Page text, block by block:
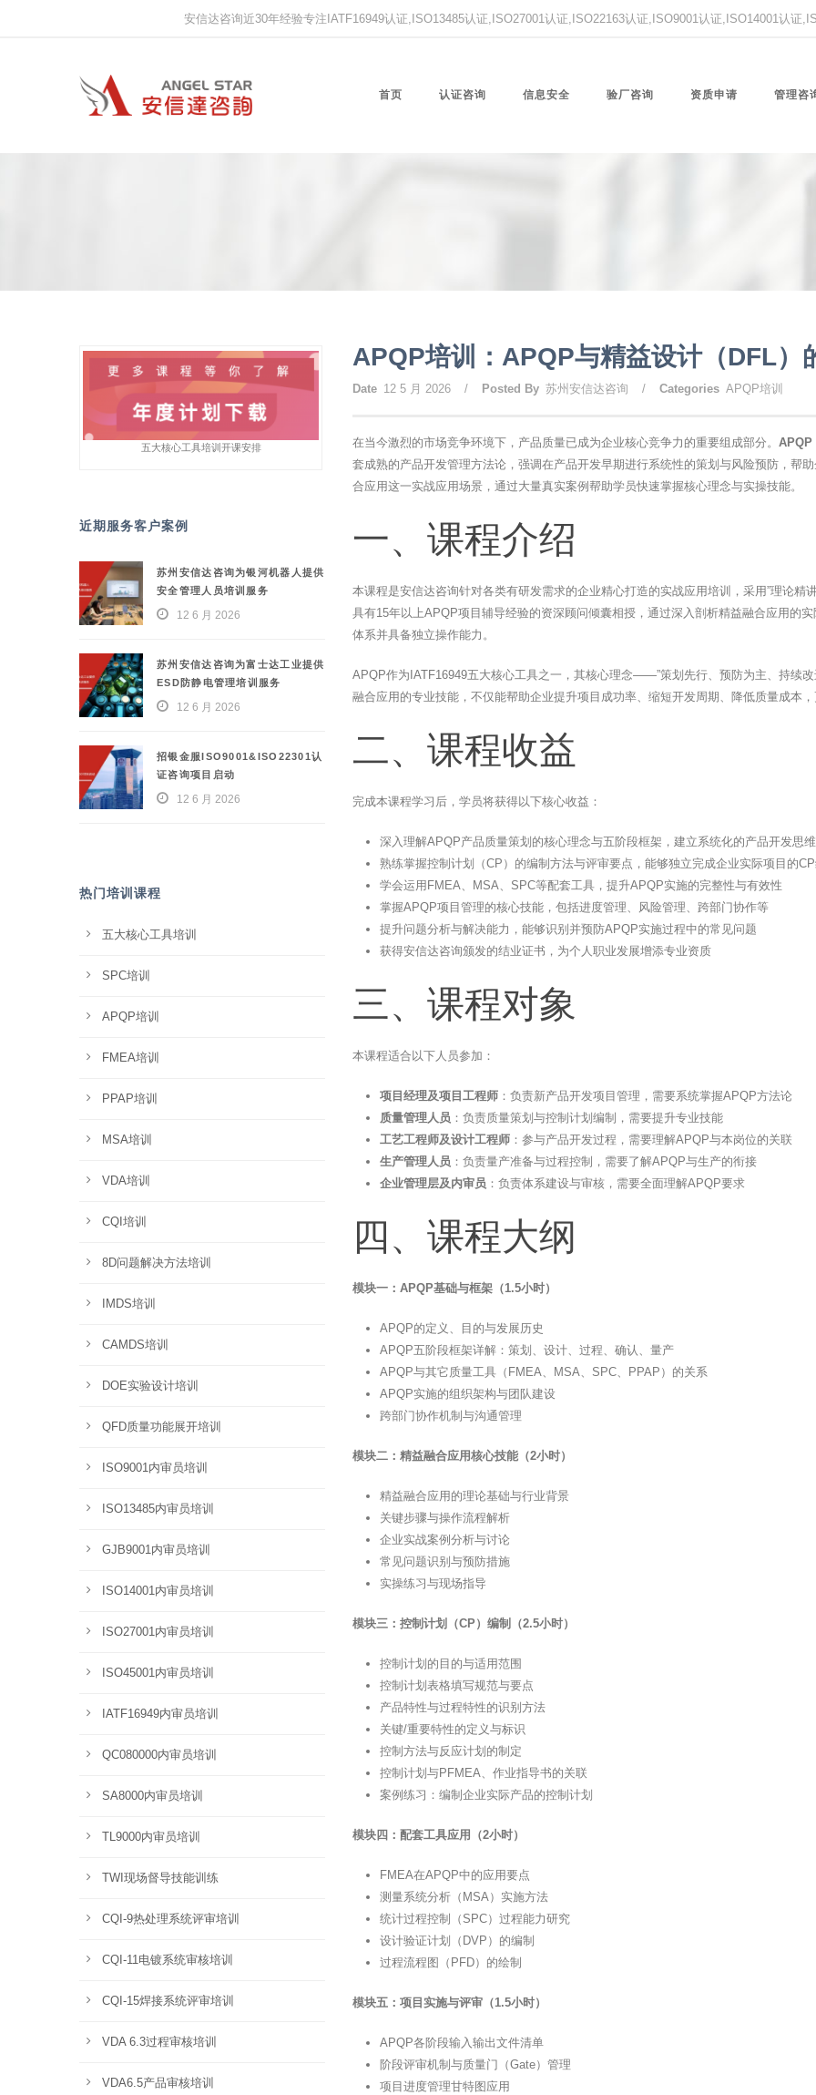
安信达咨询近30年经验专注IATF16949认证,ISO13485认证,ISO27001认证,ISO22163认证,ISO9001认证,ISO14001认证
首页 认证咨询 信息安全 验厂咨询 资质申请 管理咨
APQP培训：APQP与精益设计（DFL）
Date 12 5 月 2026 / Posted By 苏州安信达咨询 / Categories APQP培训
在当今激烈的市场竞争环境下，产品质量已成为企业核心竞争力的重要组成部分。
套成熟的产品开发管理方法论，强调在产品开发早期进行系统性的策划与风险预防，帮
合应用这一实战应用场景，通过大量真实案例帮助学员快速掌握核心理念与实操技能。
一、课程介绍
本课程是安信达咨询针对各类有研发需求的企业精心打造的实战应用培训，采用”理论
具有15年以上APQP项目辅导经验的资深顾问倾囊相授，通过深入剖析精益融合应用的
体系并具备独立操作能力。
APQP作为IATF16949五大核心工具之一，其核心理念——”策划先行、预防为主、持续
融合应用的专业技能，不仅能帮助企业提升项目成功率、缩短开发周期、降低质量成本
二、课程收益
完成本课程学习后，学员将获得以下核心收益：
深入理解APQP产品质量策划的核心理念与五阶段框架，建立系统化的产品开发思维
熟练掌握控制计划（CP）的编制方法与评审要点，能够独立完成企业实际项目的
学会运用FMEA、MSA、SPC等配套工具，提升APQP实施的完整性与有效性
掌握APQP项目管理的核心技能，包括进度管理、风险管理、跨部门协作等
提升问题分析与解决能力，能够识别并预防APQP实施过程中的常见问题
获得安信达咨询颁发的结业证书，为个人职业发展增添专业资质
三、课程对象
本课程适合以下人员参加：
项目经理及项目工程师 ：负责新产品开发项目管理，需要系统掌握APQP方法论
质量管理人员 ：负责质量策划与控制计划编制，需要提升专业技能
工艺工程师及设计工程师 ：参与产品开发过程，需要理解APQP与本岗位的关联
生产管理人员 ：负责量产准备与过程控制，需要了解APQP与生产的衔接
企业管理层及内审员 ：负责体系建设与审核，需要全面理解APQP要求
四、课程大纲
模块一：APQP基础与框架（1.5小时）
APQP的定义、目的与发展历史
APQP五阶段框架详解：策划、设计、过程、确认、量产
APQP与其它质量工具（FMEA、MSA、SPC、PPAP）的关系
APQP实施的组织架构与团队建设
跨部门协作机制与沟通管理
模块二：精益融合应用核心技能（2小时）
精益融合应用的理论基础与行业背景
关键步骤与操作流程解析
企业实战案例分析与讨论
常见问题识别与预防措施
实操练习与现场指导
模块三：控制计划（CP）编制（2.5小时）
控制计划的目的与适用范围
控制计划表格填写规范与要点
产品特性与过程特性的识别方法
关键/重要特性的定义与标识
控制方法与反应计划的制定
控制计划与PFMEA、作业指导书的关联
案例练习：编制企业实际产品的控制计划
模块四：配套工具应用（2小时）
FMEA在APQP中的应用要点
测量系统分析（MSA）实施方法
统计过程控制（SPC）过程能力研究
设计验证计划（DVP）的编制
过程流程图（PFD）的绘制
模块五：项目实施与评审（1.5小时）
APQP各阶段输入输出文件清单
阶段评审机制与质量门（Gate）管理
项目进度管理甘特图应用
五大核心工具培训开课安排
近期服务客户案例
苏州安信达咨询为银河机器人提供
安全管理人员培训服务
12 6 月 2026
苏州安信达咨询为富士达工业提供
ESD防静电管理培训服务
12 6 月 2026
招银金服ISO9001&ISO22301认
证咨询项目启动
12 6 月 2026
热门培训课程
五大核心工具培训
SPC培训
APQP培训
FMEA培训
PPAP培训
MSA培训
VDA培训
CQI培训
8D问题解决方法培训
IMDS培训
CAMDS培训
DOE实验设计培训
QFD质量功能展开培训
ISO9001内审员培训
ISO13485内审员培训
GJB9001内审员培训
ISO14001内审员培训
ISO27001内审员培训
ISO45001内审员培训
IATF16949内审员培训
QC080000内审员培训
SA8000内审员培训
TL9000内审员培训
TWI现场督导技能训练
CQI-9热处理系统评审培训
CQI-11电镀系统审核培训
CQI-15焊接系统评审培训
VDA 6.3过程审核培训
VDA6.5产品审核培训